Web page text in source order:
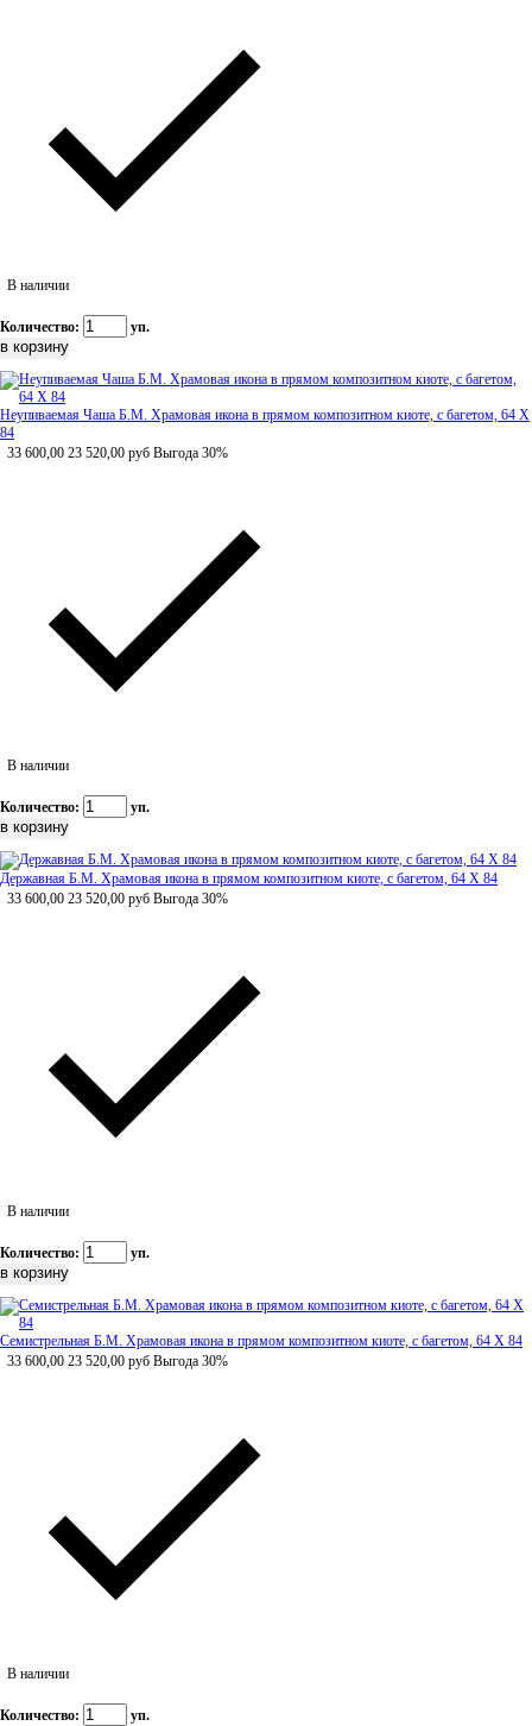
В наличии
Количество: уп.
Неупиваемая Чаша Б.М. Храмовая икона в прямом композитном киоте, с багетом, 64 Х
84
33 600,00 23 520,00 руб Выгода 30%
В наличии
Количество: уп.
Державная Б.М. Храмовая икона в прямом композитном киоте, с багетом, 64 Х 84
33 600,00 23 520,00 руб Выгода 30%
В наличии
Количество: уп.
Семистрельная Б.М. Храмовая икона в прямом композитном киоте, с багетом, 64 Х 84
33 600,00 23 520,00 руб Выгода 30%
В наличии
Количество: уп.